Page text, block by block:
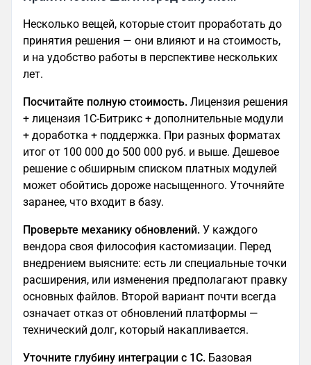
Несколько вещей, которые стоит проработать до
принятия решения — они влияют и на стоимость,
и на удобство работы в перспективе нескольких
лет.
Посчитайте полную стоимость. Лицензия решения
+ лицензия 1С-Битрикс + дополнительные модули
+ доработка + поддержка. При разных форматах
итог от 100 000 до 500 000 руб. и выше. Дешевое
решение с обширным списком платных модулей
может обойтись дороже насыщенного. Уточняйте
заранее, что входит в базу.
Проверьте механику обновлений. У каждого
вендора своя философия кастомизации. Перед
внедрением выясните: есть ли специальные точки
расширения, или изменения предполагают правку
основных файлов. Второй вариант почти всегда
означает отказ от обновлений платформы —
технический долг, который накапливается.
Уточните глубину интеграции с 1С. Базовая